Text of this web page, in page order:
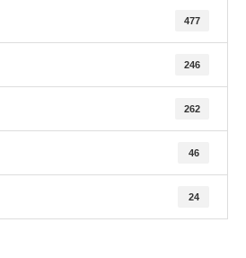
477
246
262
46
24